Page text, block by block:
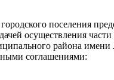
поселения
осуществления
района
соглашениями: